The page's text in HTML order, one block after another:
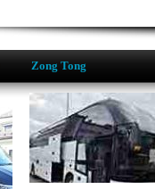
Zong Tong